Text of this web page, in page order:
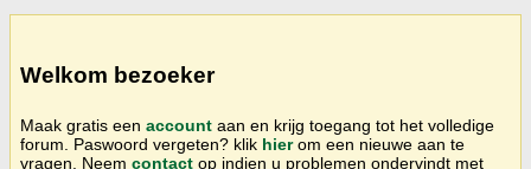
Welkom bezoeker
Maak gratis een account aan en krijg toegang tot het volledige
forum. Paswoord vergeten? klik hierom een nieuwe aan te
vragen. Neem contact op indien u problemen ondervindt met